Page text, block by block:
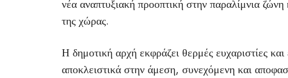
νέα αναπτυξιακή προοπτική στην παραλίμνια
της χώρας.
Η δημοτική αρχή εκφράζει θερμές ευχαριστίες
αποκλειστικά στην άμεση, συνεχόμενη και